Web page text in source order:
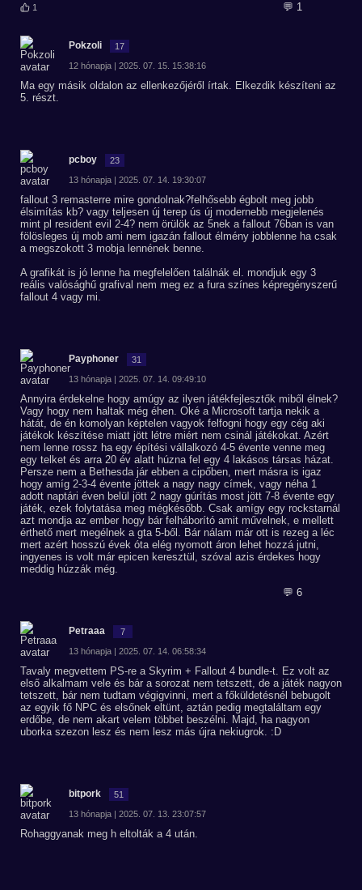
1 💬 1
Pokzoli 17
12 hónapja | 2025. 07. 15. 15:38:16
Ma egy másik oldalon az ellenkezőjéről írtak. Elkezdik készíteni az
5. részt.
pcboy 23
13 hónapja | 2025. 07. 14. 19:30:07
fallout 3 remasterre mire gondolnak?felhősebb égbolt meg jobb
élsimítás kb? vagy teljesen új terep ús új modernebb megjelenés
mint pl resident evil 2-4? nem örülök az 5nek a fallout 76ban is van
fölösleges új mob ami nem igazán fallout élmény jobblenne ha csak
a megszokott 3 mobja lennének benne.
A grafikát is jó lenne ha megfelelően találnák el. mondjuk egy 3
reális valósághű grafival nem meg ez a fura színes képregényszerű
fallout 4 vagy mi.
Payphoner 31
13 hónapja | 2025. 07. 14. 09:49:10
Annyira érdekelne hogy amúgy az ilyen játékfejlesztők miből élnek?
Vagy hogy nem haltak még éhen. Oké a Microsoft tartja nekik a
hátát, de én komolyan képtelen vagyok felfogni hogy egy cég aki
játékok készítése miatt jött létre miért nem csinál játékokat. Azért
nem lenne rossz ha egy építési vállalkozó 4-5 évente venne meg
egy telket és arra 20 év alatt húzna fel egy 4 lakásos társas házat.
Persze nem a Bethesda jár ebben a cipőben, mert másra is igaz
hogy amíg 2-3-4 évente jöttek a nagy nagy címek, vagy néha 1
adott naptári éven belül jött 2 nagy gúrítás most jött 7-8 évente egy
játék, ezek folytatása meg mégkésőbb. Csak amígy egy rockstarnál
azt mondja az ember hogy bár felháborító amit művelnek, e mellett
érthető mert megélnek a gta 5-ből. Bár nálam már ott is rezeg a léc
mert azért hosszú évek óta elég nyomott áron lehet hozzá jutni,
ingyenes is volt már epicen keresztül, szóval azis érdekes hogy
meddig húzzák még.
💬 6
Petraaa 7
13 hónapja | 2025. 07. 14. 06:58:34
Tavaly megvettem PS-re a Skyrim + Fallout 4 bundle-t. Ez volt az
első alkalmam vele és bár a sorozat nem tetszett, de a játék nagyon
tetszett, bár nem tudtam végigvinni, mert a főküldetésnél bebugolt
az egyik fő NPC és elsőnek eltünt, aztán pedig megtaláltam egy
erdőbe, de nem akart velem többet beszélni. Majd, ha nagyon
uborka szezon lesz és nem lesz más újra nekiugrok. :D
bitpork 51
13 hónapja | 2025. 07. 13. 23:07:57
Rohaggyanak meg h eltolták a 4 után.